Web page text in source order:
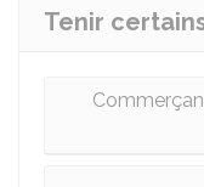
Tenir